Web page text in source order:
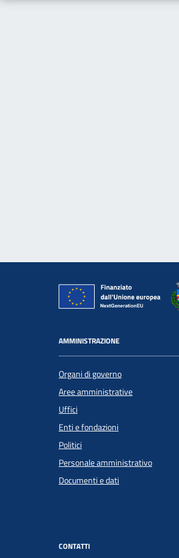
AMMINISTRAZIONE
Organi di governo
Aree amministrative
Uffici
Enti e fondazioni
Politici
Personale amministrativo
Documenti e dati
CONTATTI